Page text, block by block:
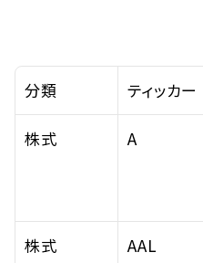
分類 ティッカー
株式 A
株式 AAL